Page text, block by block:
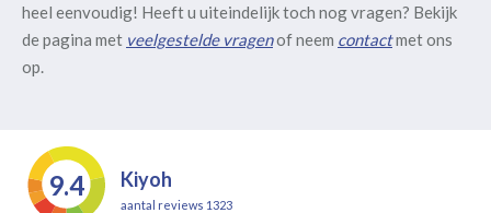
heel eenvoudig! Heeft u uiteindelijk toch nog vragen? Bekijk
de pagina met veelgestelde vragenof neem contactmet ons
op.
9.4 Kiyoh
aantal reviews 1323